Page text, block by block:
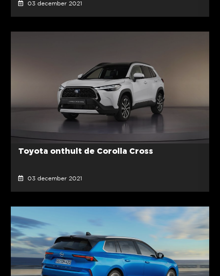
03 december 2021
Toyota onthult de Corolla Cross
03 december 2021